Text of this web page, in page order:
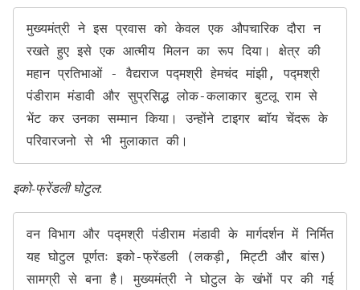
मुख्यमंत्री ने इस प्रवास को केवल एक औपचारिक दौरा न
रखते हुए इसे एक आत्मीय मिलन का रूप दिया। क्षेत्र की
महान प्रतिभाओं - वैद्यराज पद्मश्री हेमचंद मांझी, पद्मश्री
पंडीराम मंडावी और सुप्रसिद्ध लोक-कलाकार बुटलू राम से
भेंट कर उनका सम्मान किया। उन्होंने टाइगर ब्वॉय चेंदरू के
परिवारजनो से भी मुलाकात की।
इको-फ्रेंडली घोटुल:
वन विभाग और पद्मश्री पंडीराम मंडावी के मार्गदर्शन में निर्मित
यह घोटुल पूर्णतः इको-फ्रेंडली (लकड़ी, मिट्टी और बांस)
सामग्री से बना है। मुख्यमंत्री ने घोटुल के खंभों पर की गई